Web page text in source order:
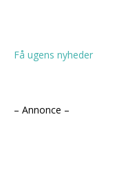
Få ugens nyheder
– Annonce –